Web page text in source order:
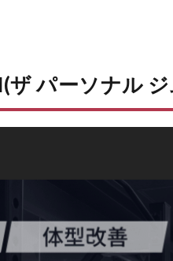
ザ パーソナル